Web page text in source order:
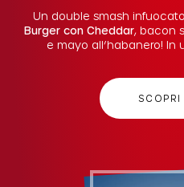
Un double smash
Burger con Cheddar, bacon
e mayo all’habanero! In